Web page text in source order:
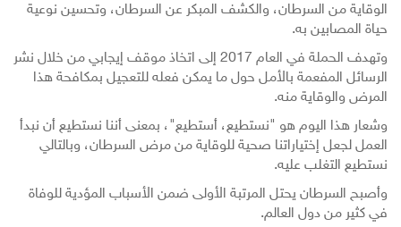
الوقاية من السرطان، والكشف المبكر عن السرطان، وتحسين نوعية
حياة المصابين به.
وتهدف الحملة في العام 2017 إلى اتخاذ موقف إيجابي من خلال نشر
الرسائل المفعمة بالأمل حول ما يمكن فعله للتعجيل بمكافحة هذا
المرض والوقاية منه.
وشعار هذا اليوم هو "نستطيع، أستطيع"، بمعنى أننا نستطيع أن نبدأ
العمل لجعل إختياراتنا صحية للوقاية من مرض السرطان، وبالتالي
نستطيع التغلب عليه.
وأصبح السرطان يحتل المرتبة الأولى ضمن الأسباب المؤدية للوفاة
في كثير من دول العالم.